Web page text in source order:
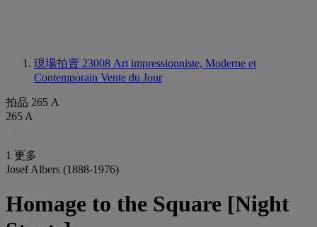
現場拍賣 23008 Art impressionniste, Moderne et
Contemporain Vente du Jour
拍品 265 A
265 A
1 更多
Josef Albers (1888-1976)
Homage to the Square [Night